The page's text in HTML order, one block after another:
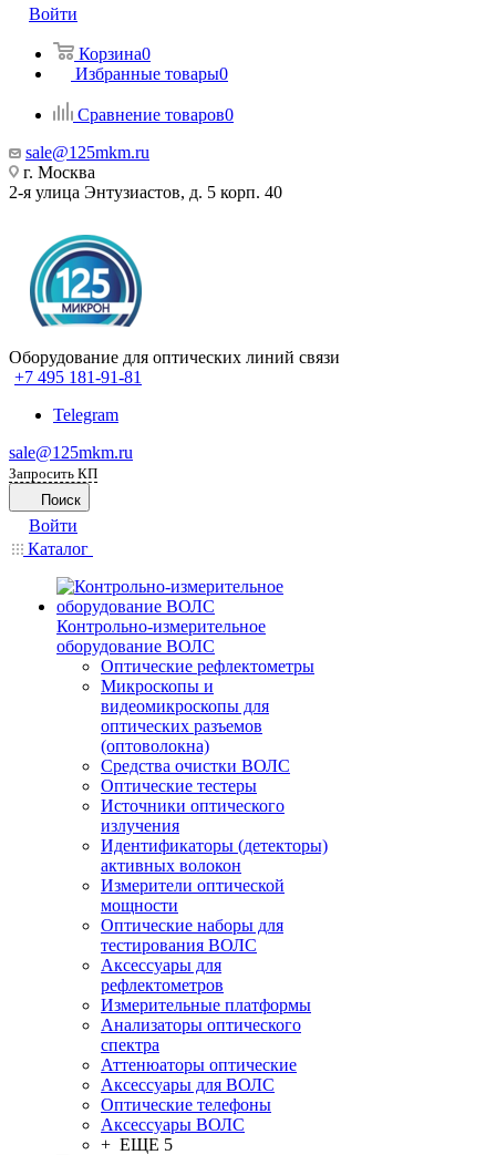
Войти
Корзина0
Избранные товары0
Сравнение товаров0
sale@125mkm.ru
г. Москва
2-я улица Энтузиастов, д. 5 корп. 40
Оборудование для оптических линий связи
+7 495 181-91-81
Telegram
sale@125mkm.ru
Запросить КП
Поиск
Войти
Каталог
Контрольно-измерительное
оборудование ВОЛС
Оптические рефлектометры
Микроскопы и
видеомикроскопы для
оптических разъемов
(оптоволокна)
Средства очистки ВОЛС
Оптические тестеры
Источники оптического
излучения
Идентификаторы (детекторы)
активных волокон
Измерители оптической
мощности
Оптические наборы для
тестирования ВОЛС
Аксессуары для
рефлектометров
Измерительные платформы
Анализаторы оптического
спектра
Аттенюаторы оптические
Аксессуары для ВОЛС
Оптические телефоны
Аксессуары ВОЛС
+ ЕЩЕ 5